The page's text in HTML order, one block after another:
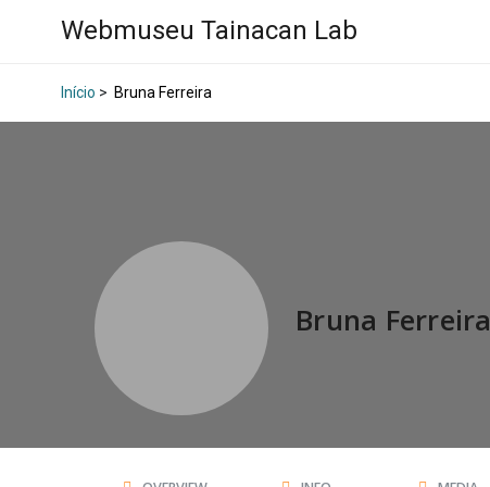
Webmuseu Tainacan Lab
Início > Bruna Ferreira
Bruna Ferreira